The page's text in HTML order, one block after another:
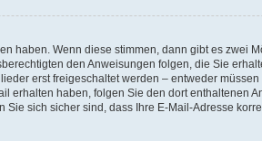
haben. Wenn diese stimmen, dann gibt es zwei
den Anweisungen folgen, die Sie
erst freigeschaltet werden – entweder
haben, folgen Sie den dort enthaltenen
sich sicher sind, dass Ihre E-Mail-Adresse